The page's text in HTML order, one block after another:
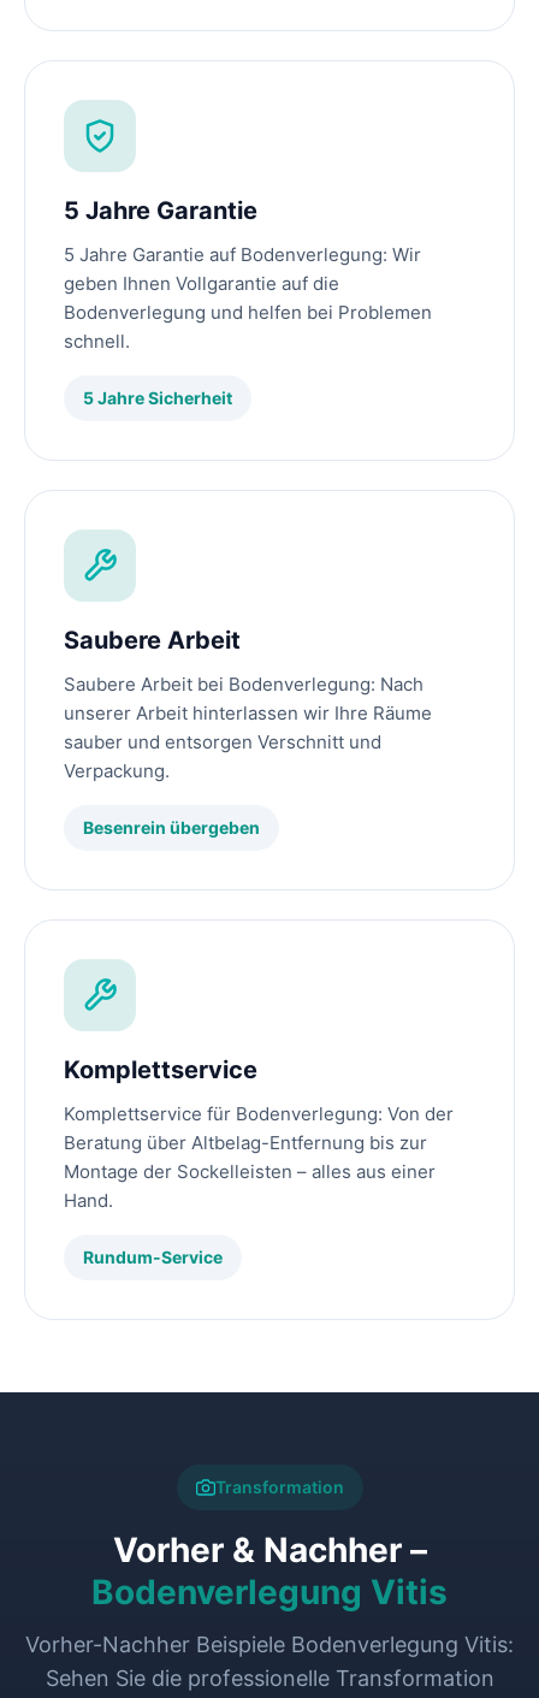
5 Jahre Garantie
5 Jahre Garantie auf Bodenverlegung: Wir
geben Ihnen Vollgarantie auf die
Bodenverlegung und helfen bei Problemen
schnell.
5 Jahre Sicherheit
Saubere Arbeit
Saubere Arbeit bei Bodenverlegung: Nach
unserer Arbeit hinterlassen wir Ihre Räume
sauber und entsorgen Verschnitt und
Verpackung.
Besenrein übergeben
Komplettservice
Komplettservice für Bodenverlegung: Von der
Beratung über Altbelag-Entfernung bis zur
Montage der Sockelleisten – alles aus einer
Hand.
Rundum-Service
Transformation
Vorher & Nachher –
Bodenverlegung Vitis
Vorher-Nachher Beispiele Bodenverlegung Vitis:
Sehen Sie die professionelle Transformation